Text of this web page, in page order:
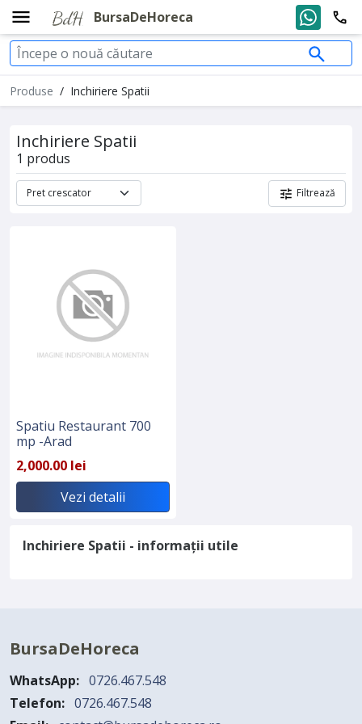
BursaDeHoreca
Produse / Inchiriere Spatii
Inchiriere Spatii
1 produs
Filtrează
Spatiu Restaurant 700
mp -Arad
2,000.00 lei
Vezi detalii
Inchiriere Spatii - informații utile
BursaDeHoreca
WhatsApp: 0726.467.548
Telefon: 0726.467.548